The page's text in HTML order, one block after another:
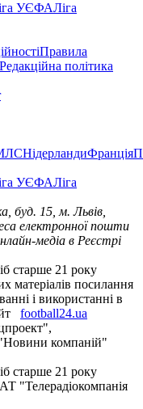
УЄФАЛіга
Правила
Редакційна політика
НідерландиФранція
УЄФАЛіга
буд. 15, м. Львів,
електронної пошти
медіа в Реєстрі
старше 21 року
матеріалів посилання
і використанні в
football24.ua
компаній"
старше 21 року
"Телерадіокомпанія